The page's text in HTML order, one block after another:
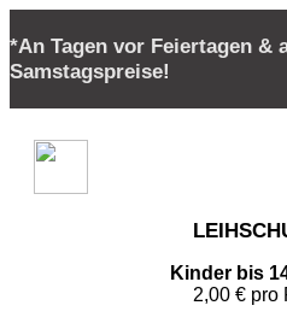
*An Tagen vor Feiertagen &
Samstagspreise!
Kinder bis
2,00 € pro